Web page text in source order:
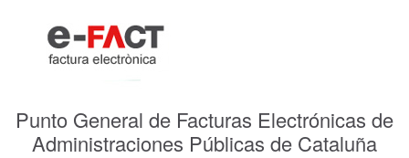
Punto General de Facturas Electrónicas de
Administraciones Públicas de Cataluña